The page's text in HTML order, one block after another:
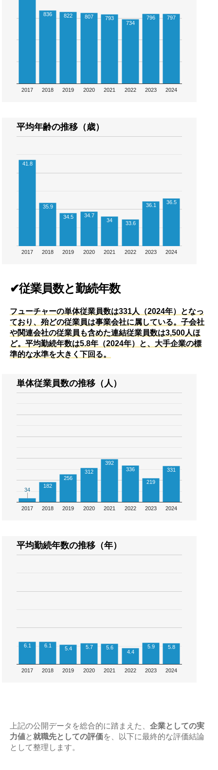
2017 2018 2019 2020 2021 2022 2023 2024
836 822 807
793
734
796 797
平均年齢の推移（歳）
2017 2018 2019 2020 2021 2022 2023 2024
41.8
35.9
34.5
34.7
34
33.6
36.1 36.5
✔従業員数と勤続年数
フューチャーの単体従業員数は331人（2024年）となっ
ており、殆どの従業員は事業会社に属している。子会社
や関連会社の従業員も含めた連結従業員数は3,500人ほ
ど。平均勤続年数は5.8年（2024年）と、大手企業の標
準的な水準を大きく下回る。
単体従業員数の推移（人）
2017 2018 2019 2020 2021 2022 2023 2024
34
34
182
256
312
392
336
219
331
平均勤続年数の推移（年）
2017 2018 2019 2020 2021 2022 2023 2024
6.1 6.1 5.4 5.7 5.6
4.4
5.9 5.8
上記の公開データを総合的に踏まえた、 企業としての実
力値と就職先としての評価を、以下に最終的な評価結論
として整理します。